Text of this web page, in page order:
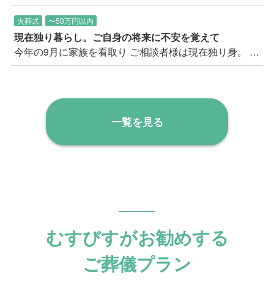
火葬式 〜50万円以内
現在独り暮らし。ご自身の将来に不安を覚えて
今年の9月に家族を看取り ご相談者様は現在独り身。 今年9月にご家族を亡くし、火葬式でお見送りをされたとのことでした。 元々は関西のご出身で、就職に際して上京、その後はずっと東京にお住まい。 お子様はいらっしゃらず、ご自身の将来はご親族に託す予定。 ご出身地にお住いのご親族もいらっしゃるとのことでした。 現在は大変お元気でいらっしゃり、健康上のご不安も一切ないとのことですが、同居のご家族等がいらっしゃらない状況の中、将来的なことにご不安を感じてのお問い合わせをいただきました。
一覧を見る
むすびすがお勧めする
ご葬儀プラン